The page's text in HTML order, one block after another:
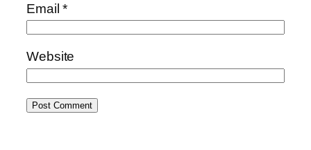
Email*
Website